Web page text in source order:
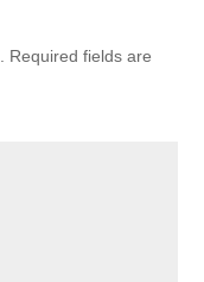
Required fields are